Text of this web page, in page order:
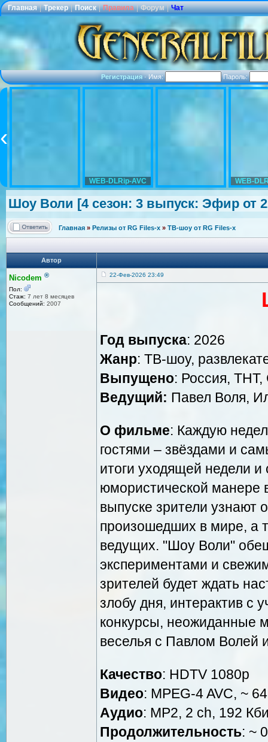
Главная | Трекер | Поиск | Правила | Форум | Чат
Регистрация·Имя: Пароль:
WEB-DLRip-AVC WEB-
Шоу Воли [4 сезон: 3 выпуск: Эфир от
Главная » Релизы от RG Files-x » ТВ-шоу от RG Files-x
Автор
Nicodem ®
Пол:
Стаж: 7 лет 8 месяцев
Сообщений: 2007
22-Фев-2026 23:49
Год выпуска: 2026
Жанр: ТВ-шоу,
Выпущено: Россия, ТНТ,
Ведущий: Павел Воля,
О фильме: Каждую
гостями – звёздами и
итоги уходящей недели
юмористической манере
выпуске зрители узнают
произошедших в мире, а
ведущих. "Шоу Воли"
экспериментами и
зрителей будет ждать
злобу дня, интерактив с
конкурсы, неожиданные
веселья с Павлом Волей
Качество: HDTV 1080р
Видео: MPEG-4 AVC, ~
Аудио: MP2, 2 ch, 192
Продолжительность: ~